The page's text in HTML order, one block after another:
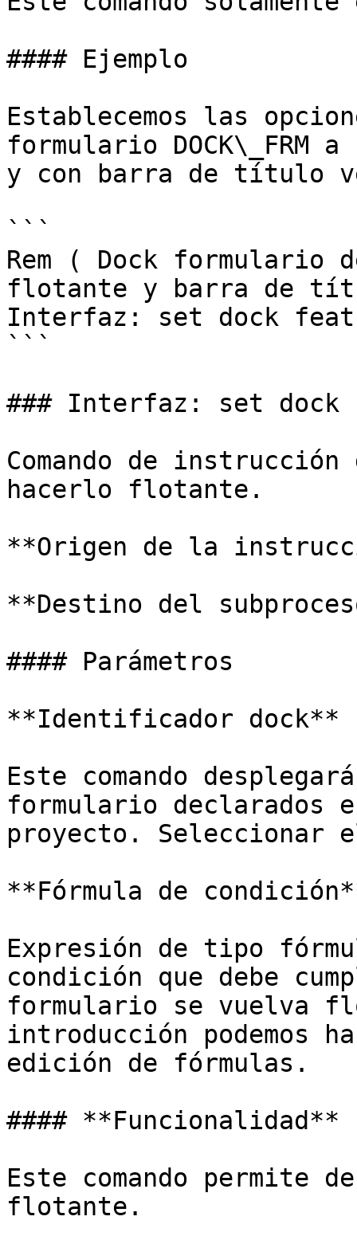
#### Ejemplo
Establecemos las
formulario
y con barra de título
```
Rem ( Dock
flotante y barra de
Interfaz: set dock
```
### Interfaz: set dock
Comando de
hacerlo flotante.
**Origen de la
**Destino del
#### Parámetros
**Identificador dock**
Este comando
formulario declarados
proyecto. Seleccionar
**Fórmula de
Expresión de tipo
condición que debe
formulario se vuelva
introducción podemos
edición de fórmulas.
#### **Funcionalidad**
Este comando permite
flotante.